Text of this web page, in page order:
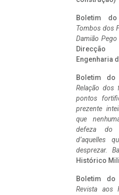
Boletim
Tombos dos
Damião
Engenharia
Boletim do
Relação dos
pontos
prezente
que
defeza do
d’aquelles
desprezar.
Histórico
Boletim do
Revista aos